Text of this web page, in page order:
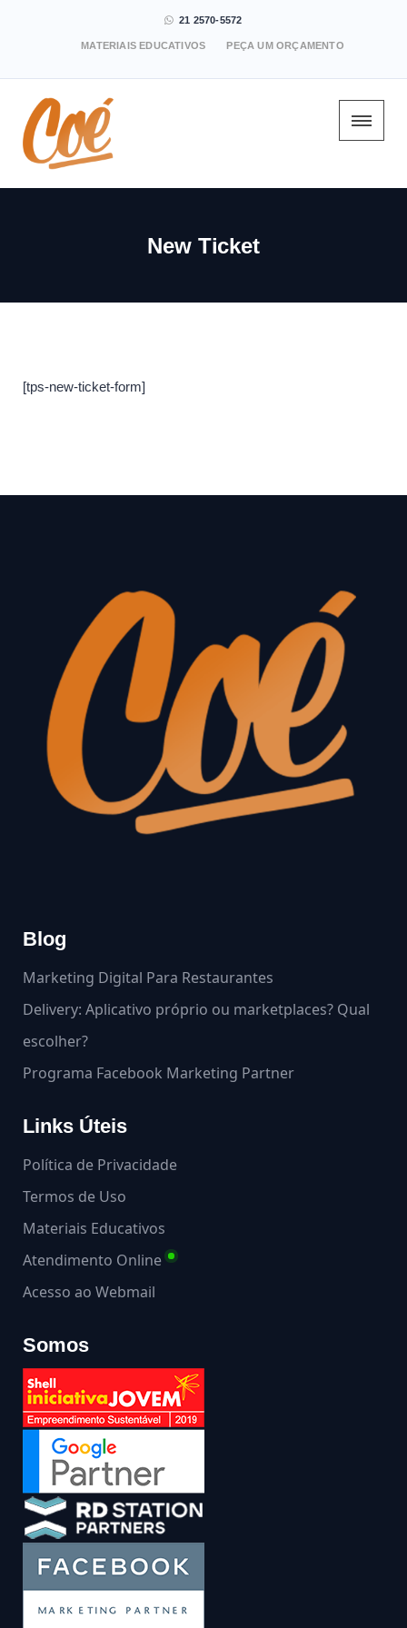
21 2570-5572
MATERIAIS EDUCATIVOS PEÇA UM ORÇAMENTO
New Ticket
[tps-new-ticket-form]
Blog
Marketing Digital Para Restaurantes
Delivery: Aplicativo próprio ou marketplaces? Qual
escolher?
Programa Facebook Marketing Partner
Links Úteis
Política de Privacidade
Termos de Uso
Materiais Educativos
Atendimento Online
Acesso ao Webmail
Somos